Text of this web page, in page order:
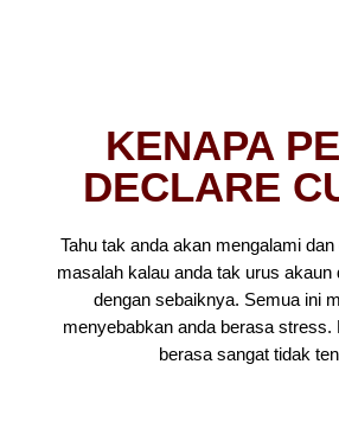
KENAPA
DECLARE
Tahu tak anda akan mengalami
masalah kalau anda tak urus akaun
dengan sebaiknya. Semua ini
menyebabkan anda berasa stress.
berasa sangat tidak